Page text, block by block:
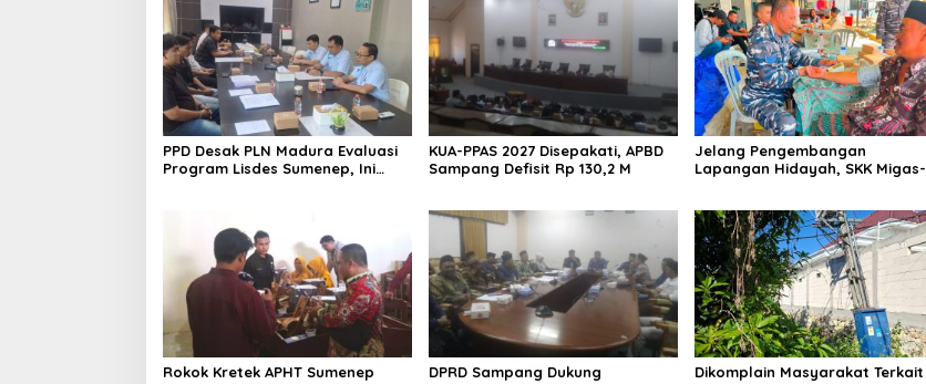
PPD Desak PLN Madura Evaluasi
Program Lisdes Sumenep, Ini
KUA-PPAS 2027 Disepakati, APBD
Sampang Defisit Rp 130,2 M
Jelang Pengembangan
Lapangan Hidayah, SKK Migas-
Sampang
Rokok Kretek APHT Sumenep
DPRD Sampang Dukung
Dikomplain Masyarakat Terkait